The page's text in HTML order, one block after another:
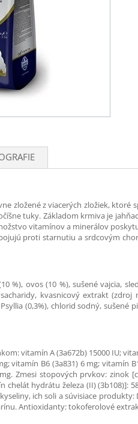
zložené z viacerých zložiek,
tuky. Základom krmiva je
vitamínov a minerálov
proti starnutiu a srdcovým
%), ovos (10 %), sušené vajcia,
kvasnicový extrakt
(0,3%), chlorid sodný,
vitamín A (3a672b) 15000 IU;
vitamín B6 (3a831) 6 mg; vitamín
Zmesi stopových prvkov:
hydrátu železa (II) (3b108)]:
ich soli a súvisiace
Antioxidanty: tokoferolové